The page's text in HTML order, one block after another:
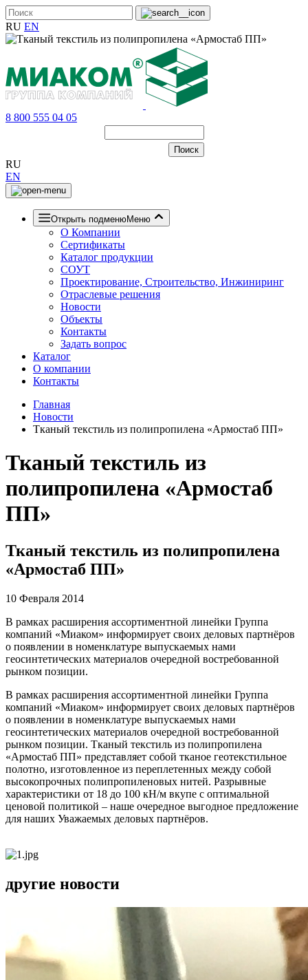
RU EN
8 800 555 04 05
RU
EN
Открыть подменюМеню
О Компании
Сертификаты
Каталог продукции
СОУТ
Проектирование, Строительство, Инжиниринг
Отраслевые решения
Новости
Объекты
Контакты
Задать вопрос
Каталог
О компании
Контакты
Главная
Новости
Тканый текстиль из полипропилена «Армостаб ПП»
Тканый текстиль из
полипропилена «Армостаб
ПП»
Тканый текстиль из полипропилена
«Армостаб ПП»
10 Февраля 2014
В рамках расширения ассортиментной линейки Группа
компаний «Миаком» информирует своих деловых партнёров
о появлении в номенклатуре выпускаемых нами
геосинтетических материалов очередной востребованной
рынком позиции.
В рамках расширения ассортиментной линейки Группа
компаний «Миаком» информирует своих деловых партнёров
о появлении в номенклатуре выпускаемых нами
геосинтетических материалов очередной востребованной
рынком позиции. Тканый текстиль из полипропилена
«Армостаб ПП» представляет собой тканое геотекстильное
полотно, изготовленное из переплетенных между собой
высокопрочных полипропиленовых нитей. Разрывные
характеристики от 18 до 100 кН/м вкупе с оптимальной
ценовой политикой – наше очередное выгодное предложение
для наших Уважаемых деловых партнёров.
другие новости